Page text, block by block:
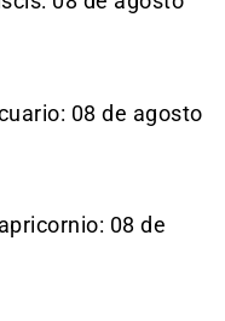
08 de agosto
08 de